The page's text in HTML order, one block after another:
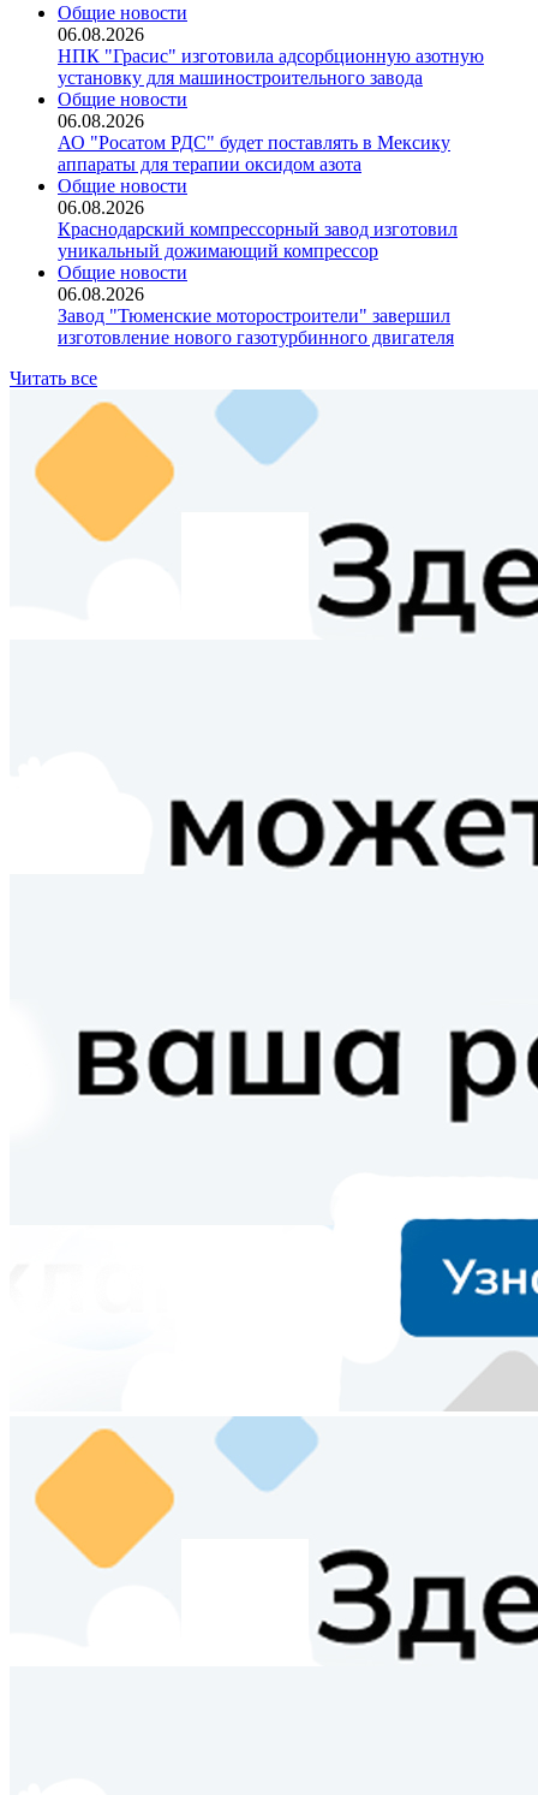
Общие новости
06.08.2026
НПК "Грасис" изготовила адсорбционную азотную
установку для машиностроительного завода
Общие новости
06.08.2026
АО "Росатом РДС" будет поставлять в Мексику
аппараты для терапии оксидом азота
Общие новости
06.08.2026
Краснодарский компрессорный завод изготовил
уникальный дожимающий компрессор
Общие новости
06.08.2026
Завод "Тюменские моторостроители" завершил
изготовление нового газотурбинного двигателя
Читать все